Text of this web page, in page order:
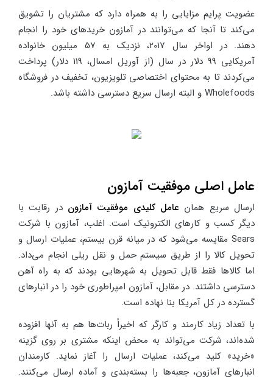
عضویت پرایم مزایایی را به همراه دارد که مشتریان را تشویق
می‌کند تا آنجا که می‌توانند در آمازون خریدهای خود را انجام
دهند. در اواخر سال 2017، نزدیک به 57 میلیون خانواده
آمریکایی 99 دلار در سال (از آوریل امسال، 119 دلار) پرداخت
می‌کردند تا به محتوای اختصاصی تلویزیون، تخفیف در فروشگاه
Wholefoods و البته ارسال سریع دسترسی داشته باشد.
عامل اصلی موفقیت آمازون
ارسال سریع همان عامل کلیدی موفقیت آمازون در رقابت با
دیگر کسب و کارهای الکترونیک است. اغلب، آمازون با شرکت
Sears مقایسه می‌شود که در میانه قرن بیستم، عملیات ارسال و
تحویل کالا را از طریق سیستم حمل و نقل ریلی انجام می‌داد.
اما کالاها فقط قابل تحویل به شهرهایی بودند که به راه آهن
دسترسی داشتند. در مقابل، آمازون امپراطوری خود را در انبارهای
گسترده در کل آمریکا بنا نهاده است.
با تعداد زیاد کارمند و کارگر که اخیراً ربات‌ها هم به آنها افزوده
شده‌اند، شرکت می‌تواند به محض اینکه مشتری بر روی گزینه
«خرید» کلید می‌کند، عملیات ارسال را آغاز نماید. کارمندان
انبارهای آمازون، جعبه‌ها را بسته‌بندی و آماده ارسال می‌کنند.